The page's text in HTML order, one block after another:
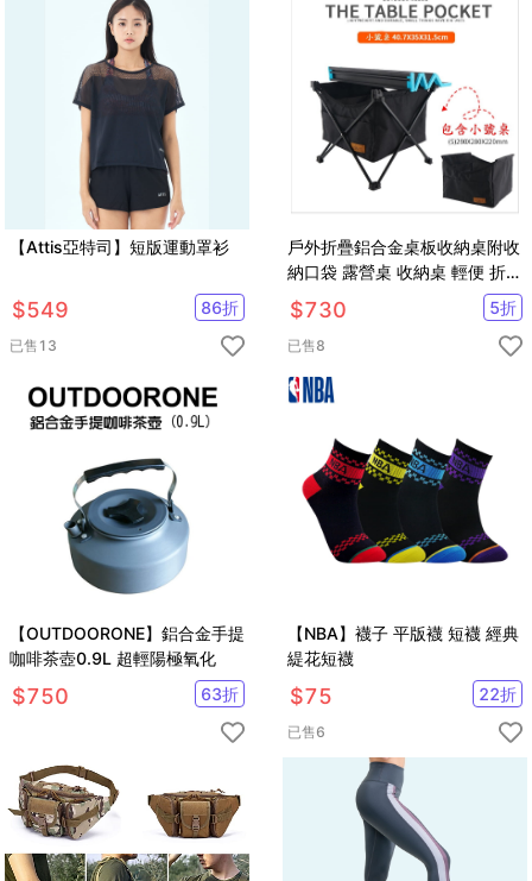
【Attis亞特司】短版運動罩衫
$549 86折
已售 13
戶外折疊鋁合金桌板收納桌附收
納口袋 露營桌 收納桌 輕便 折疊
桌
$730 5折
已售8
【OUTDOORONE】鋁合金手提
咖啡茶壺0.9L 超輕陽極氧化
$750 63折
【NBA】襪子 平版襪 短襪 經典
緹花短襪
$75 22折
已售6